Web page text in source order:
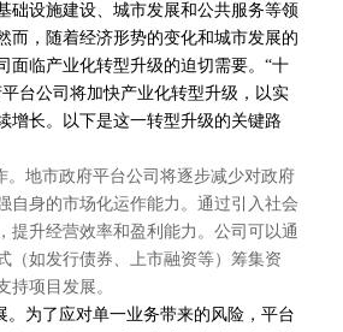
础设施建设、城市发展和公共服务等领
而，随着经济形势的变化和城市发展的
面临产业化转型升级的迫切需要。“十
台公司将加快产业化转型升级，以实
增长。以下是这一转型升级的关键路
。地市政府平台公司将逐步减少对政府
自身的市场化运作能力。通过引入社会
提升经营效率和盈利能力。公司可以通
（如发行债券、上市融资等）筹集资
持项目发展。
。为了应对单一业务带来的风险，平台